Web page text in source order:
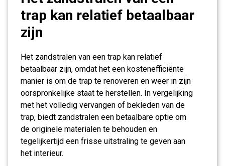
trap kan relatief betaalbaar
zijn
Het zandstralen van een trap kan relatief
betaalbaar zijn, omdat het een kostenefficiënte
manier is om de trap te renoveren en weer in zijn
oorspronkelijke staat te herstellen. In vergelijking
met het volledig vervangen of bekleden van de
trap, biedt zandstralen een betaalbare optie om
de originele materialen te behouden en
tegelijkertijd een frisse uitstraling te geven aan
het interieur.